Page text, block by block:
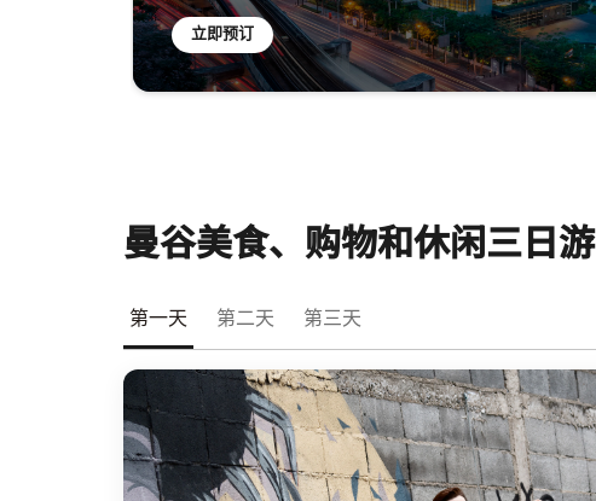
立即预订​
曼谷美食、购物和休闲三日游
第一天 第二天 第三天